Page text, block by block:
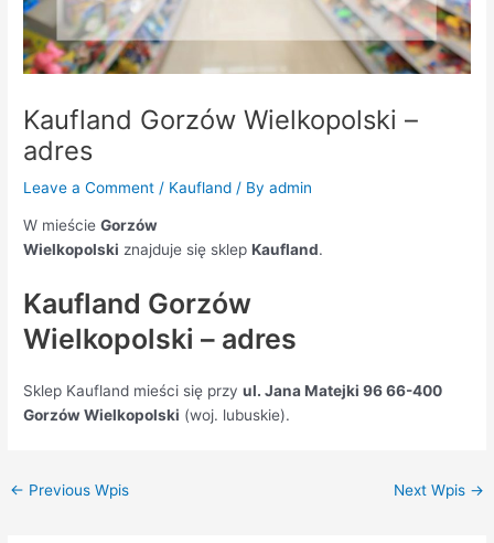
Kaufland Gorzów Wielkopolski –
adres
Leave a Comment / Kaufland / Byadmin
W mieścieGorzów
Wielkopolski znajduje się sklepKaufland.
Kaufland Gorzów
Wielkopolski – adres
Sklep Kaufland mieści się przyul. Jana Matejki 96 66-400
Gorzów Wielkopolski (woj. lubuskie).
← Previous Wpis Next Wpis →